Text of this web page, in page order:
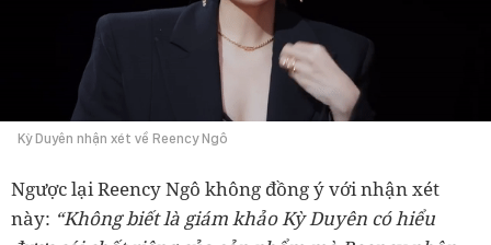
Kỳ Duyên nhận xét về Reency Ngô
Ngược lại Reency Ngô không đồng ý với nhận xét
này: “Không biết là giám khảo Kỳ Duyên có hiểu